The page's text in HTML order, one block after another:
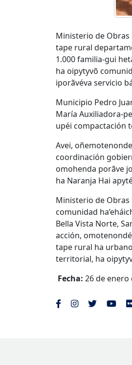
Ministerio de
tape rural
1.000 familia-gui
ha oipytyvõ
iporãvéva servicio
Municipio Pedro
María Auxiliadora-
upéi compactación
Avei,
coordinación
omohenda porãve
ha Naranja Hai
Ministerio de Obras
comunidad
Bella Vista Norte,
acción,
tape rural ha
territorial, ha
Fecha: 26 de enero